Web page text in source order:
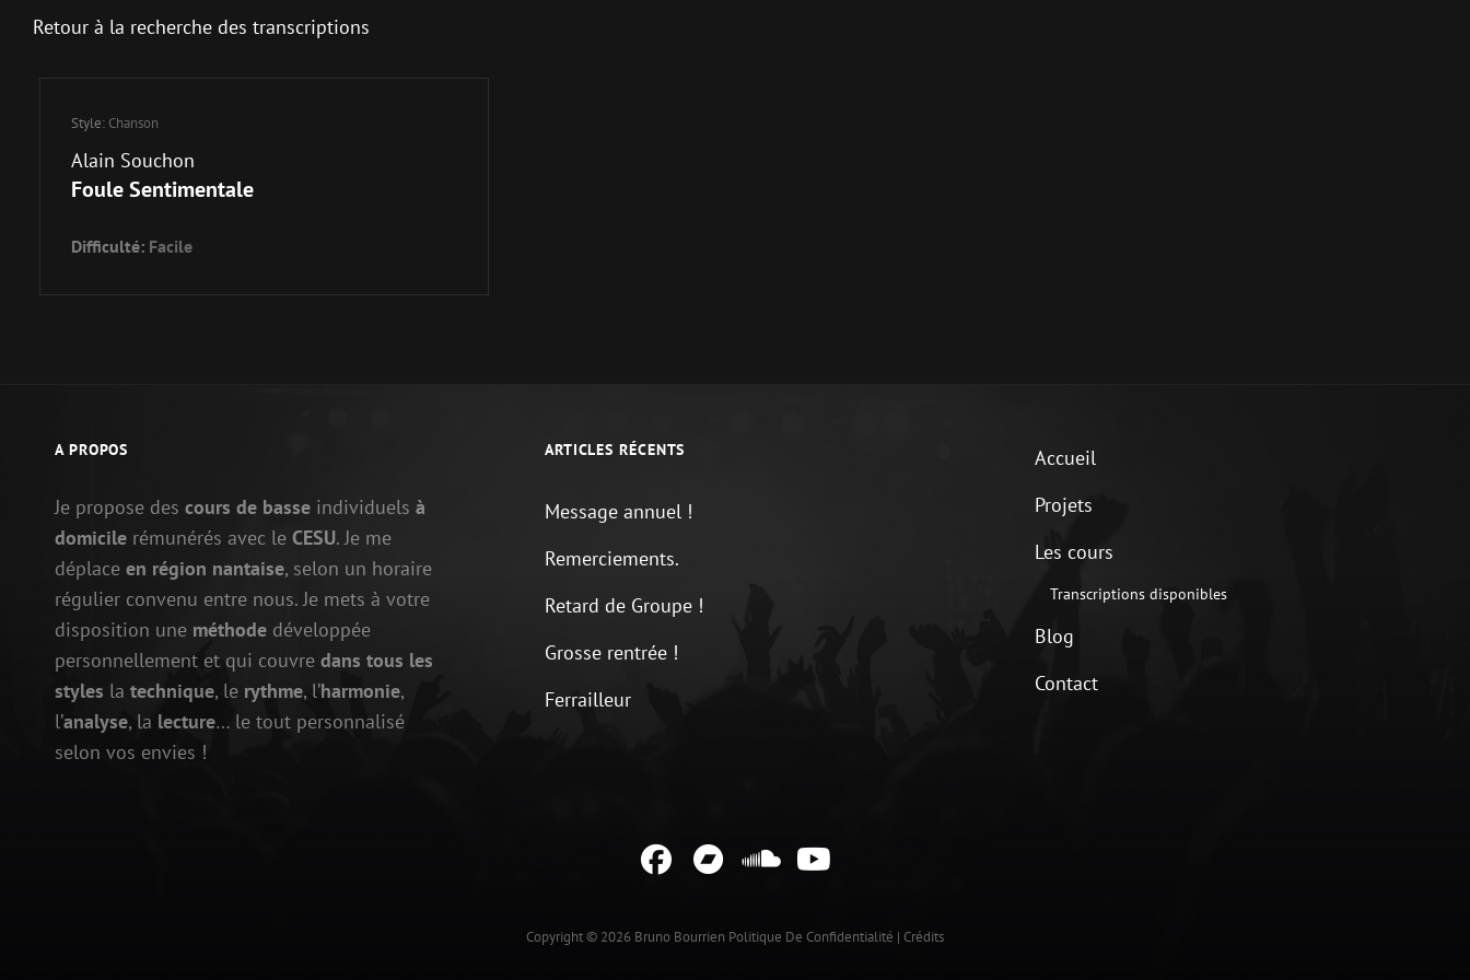
Retour à la recherche des transcriptions
Style: Chanson
Alain Souchon
Foule Sentimentale
Difficulté: Facile
A PROPOS
Je propose des cours de basse individuels à
domicile rémunérés avec le CESU. Je me
déplace en région nantaise, selon un horaire
régulier convenu entre nous. Je mets à votre
disposition une méthode développée
personnellement et qui couvre dans tous les
styles la technique, le rythme, l’harmonie,
l’analyse, la lecture… le tout personnalisé
selon vos envies !
ARTICLES RÉCENTS
Message annuel !
Remerciements.
Retard de Groupe !
Grosse rentrée !
Ferrailleur
Accueil
Projets
Les cours
Transcriptions disponibles
Blog
Contact
Facebook
BandcampSoundcloud
Copyright © 2026 Bruno Bourrien Politique De Confidentialité | Crédits